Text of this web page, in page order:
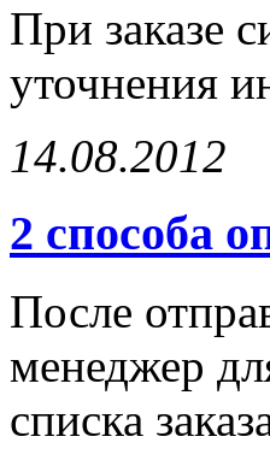
При заказе
уточнения
14.08.2012
2 способа
После
менеджер
списка